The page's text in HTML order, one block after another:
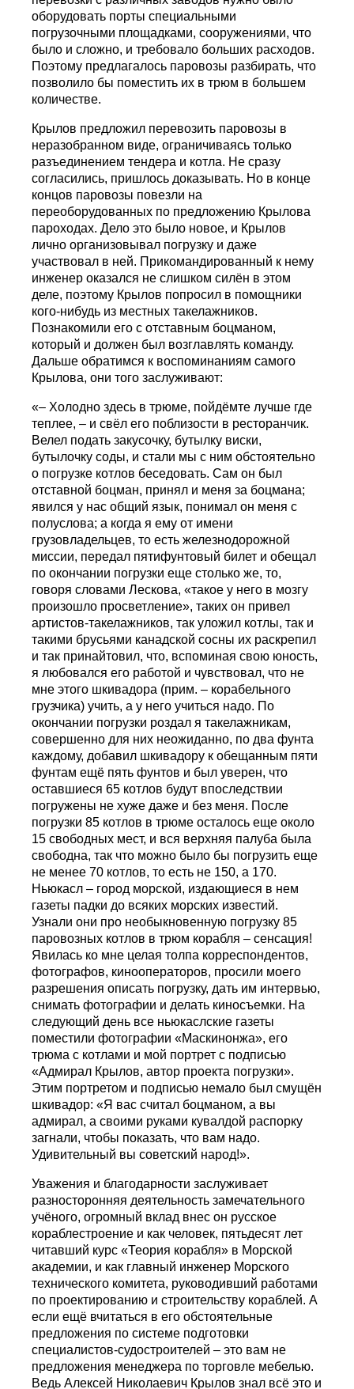
оборудовать порты специальными
погрузочными площадками, сооружениями, что
было и сложно, и требовало больших расходов.
Поэтому предлагалось паровозы разбирать, что
позволило бы поместить их в трюм в большем
количестве.
Крылов предложил перевозить паровозы в
неразобранном виде, ограничиваясь только
разъединением тендера и котла. Не сразу
согласились, пришлось доказывать. Но в конце
концов паровозы повезли на
переоборудованных по предложению Крылова
пароходах. Дело это было новое, и Крылов
лично организовывал погрузку и даже
участвовал в ней. Прикомандированный к нему
инженер оказался не слишком силён в этом
деле, поэтому Крылов попросил в помощники
кого-нибудь из местных такелажников.
Познакомили его с отставным боцманом,
который и должен был возглавлять команду.
Дальше обратимся к воспоминаниям самого
Крылова, они того заслуживают:
«– Холодно здесь в трюме, пойдёмте лучше где
теплее, – и свёл его поблизости в ресторанчик.
Велел подать закусочку, бутылку виски,
бутылочку соды, и стали мы с ним обстоятельно
о погрузке котлов беседовать. Сам он был
отставной боцман, принял и меня за боцмана;
явился у нас общий язык, понимал он меня с
полуслова; а когда я ему от имени
грузовладельцев, то есть железнодорожной
миссии, передал пятифунтовый билет и обещал
по окончании погрузки еще столько же, то,
говоря словами Лескова, «такое у него в мозгу
произошло просветление», таких он привел
артистов-такелажников, так уложил котлы, так и
такими брусьями канадской сосны их раскрепил
и так принайтовил, что, вспоминая свою юность,
я любовался его работой и чувствовал, что не
мне этого шкивадора (прим. – корабельного
грузчика) учить, а у него учиться надо. По
окончании погрузки роздал я такелажникам,
совершенно для них неожиданно, по два фунта
каждому, добавил шкивадору к обещанным пяти
фунтам ещё пять фунтов и был уверен, что
оставшиеся 65 котлов будут впоследствии
погружены не хуже даже и без меня. После
погрузки 85 котлов в трюме осталось еще около
15 свободных мест, и вся верхняя палуба была
свободна, так что можно было бы погрузить еще
не менее 70 котлов, то есть не 150, а 170.
Ньюкасл – город морской, издающиеся в нем
газеты падки до всяких морских известий.
Узнали они про необыкновенную погрузку 85
паровозных котлов в трюм корабля – сенсация!
Явилась ко мне целая толпа корреспондентов,
фотографов, кинооператоров, просили моего
разрешения описать погрузку, дать им интервью,
снимать фотографии и делать киносъемки. На
следующий день все ньюкаслские газеты
поместили фотографии «Маскинонжа», его
трюма с котлами и мой портрет с подписью
«Адмирал Крылов, автор проекта погрузки».
Этим портретом и подписью немало был смущён
шкивадор: «Я вас считал боцманом, а вы
адмирал, а своими руками кувалдой распорку
загнали, чтобы показать, что вам надо.
Удивительный вы советский народ!».
Уважения и благодарности заслуживает
разносторонняя деятельность замечательного
учёного, огромный вклад внес он русское
кораблестроение и как человек, пятьдесят лет
читавший курс «Теория корабля» в Морской
академии, и как главный инженер Морского
технического комитета, руководивший работами
по проектированию и строительству кораблей. А
если ещё вчитаться в его обстоятельные
предложения по системе подготовки
специалистов-судостроителей – это вам не
предложения менеджера по торговле мебелью.
Ведь Алексей Николаевич Крылов знал всё это и